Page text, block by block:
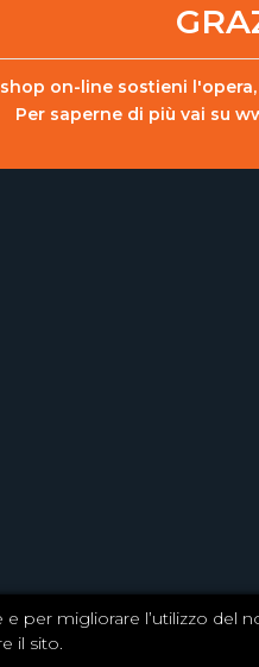
on-line sostieni
Per saperne di più vai su
per migliorare l’utilizzo
il sito.